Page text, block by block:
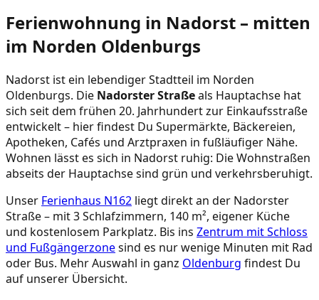
Ferienwohnung in Nadorst – mitten
im Norden Oldenburgs
Nadorst ist ein lebendiger Stadtteil im Norden
Oldenburgs. Die Nadorster Straßeals Hauptachse hat
sich seit dem frühen 20. Jahrhundert zur Einkaufsstraße
entwickelt – hier findest Du Supermärkte, Bäckereien,
Apotheken, Cafés und Arztpraxen in fußläufiger Nähe.
Wohnen lässt es sich in Nadorst ruhig: Die Wohnstraßen
abseits der Hauptachse sind grün und verkehrsberuhigt.
Unser Ferienhaus N162 liegt direkt an der Nadorster
Straße – mit 3 Schlafzimmern, 140 m², eigener Küche
und kostenlosem Parkplatz. Bis ins Zentrum mit Schloss
und Fußgängerzonesind es nur wenige Minuten mit Rad
oder Bus. Mehr Auswahl in ganz Oldenburg findest Du
auf unserer Übersicht.